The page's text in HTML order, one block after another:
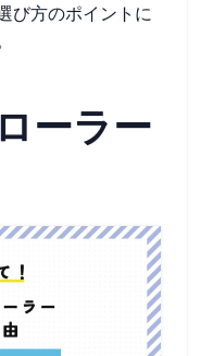
び方のポイントに
ーラー